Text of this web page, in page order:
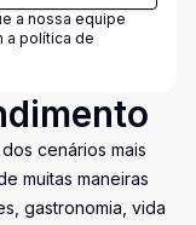
a nossa equipe
a política de
cenários mais
muitas maneiras
gastronomia, vida